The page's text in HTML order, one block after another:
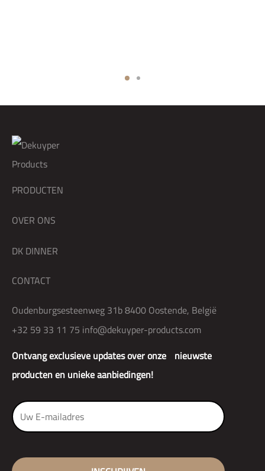
Ontvang exclusieve updates over onze nieuwste
producten en unieke aanbiedingen!
PRODUCTEN
OVER ONS
DK DINNER
CONTACT
Oudenburgsesteenweg 31b 8400 Oostende, België
+32 59 33 11 75 info@dekuyper-products.com